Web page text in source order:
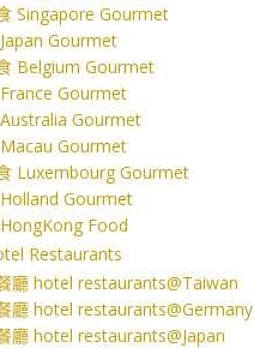
Singapore Gourmet
Gourmet
Belgium Gourmet
Gourmet
Gourmet
Gourmet
Luxembourg Gourmet
Gourmet
Food
Restaurants
廳 hotel restaurants@Taiwan
廳 hotel restaurants@Germany
廳 hotel restaurants@Japan